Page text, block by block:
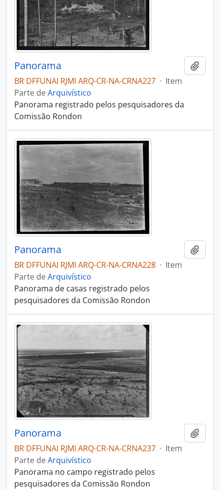
Panorama
BR DFFUNAI RJMI ARQ-CR-NA-CRNA227 · Item
Parte deArquivístico
Panorama registrado pelos pesquisadores da
Comissão Rondon
Panorama
BR DFFUNAI RJMI ARQ-CR-NA-CRNA228 · Item
Parte deArquivístico
Panorama de casas registrado pelos
pesquisadores da Comissão Rondon
Panorama
BR DFFUNAI RJMI ARQ-CR-NA-CRNA237 · Item
Parte deArquivístico
Panorama no campo registrado pelos
pesquisadores da Comissão Rondon